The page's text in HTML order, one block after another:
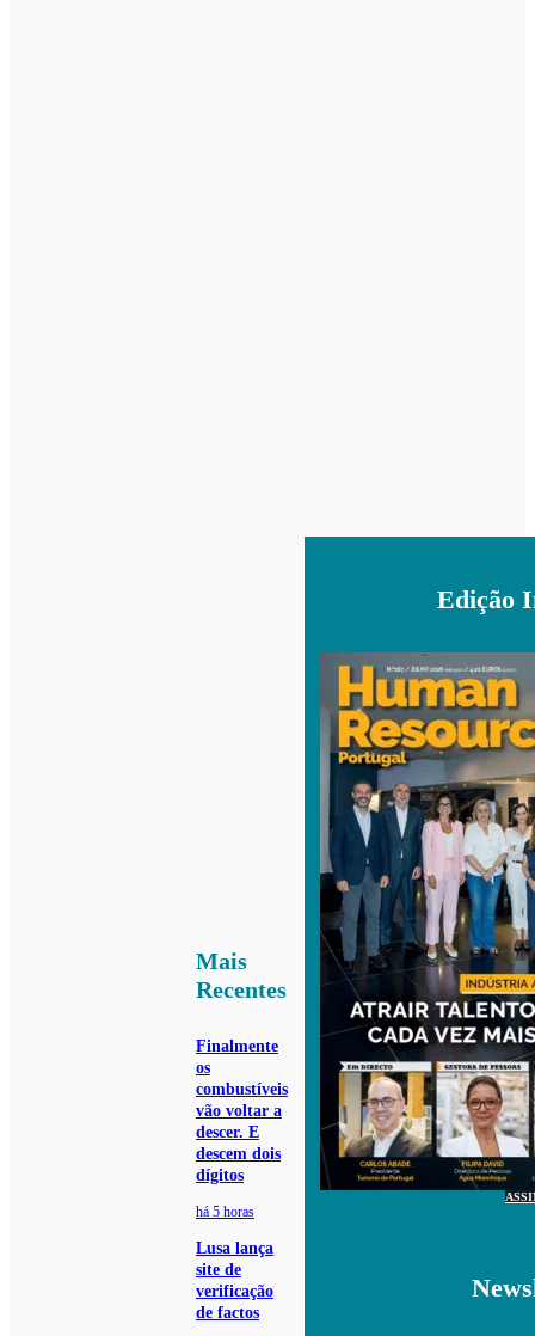
Mais
Recentes
Finalmente
os
combustíveis
vão voltar a
descer. E
descem dois
dígitos
há 5 horas
Lusa lança
site de
verificação
de factos
Edição